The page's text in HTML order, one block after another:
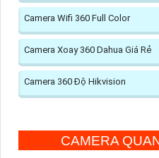
Camera Wifi 360 Full Color
Camera Xoay 360 Dahua Giá Rẻ
Camera 360 Độ Hikvision
CAMERA